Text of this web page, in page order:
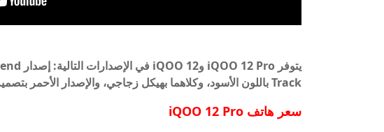
Track باللون الأسود، وكلاهما بهيكل زجاجي، والإصدار الأحمر بتصميم يشبه الجلد في الخلف.
سعر هاتف iQOO 12 Pro